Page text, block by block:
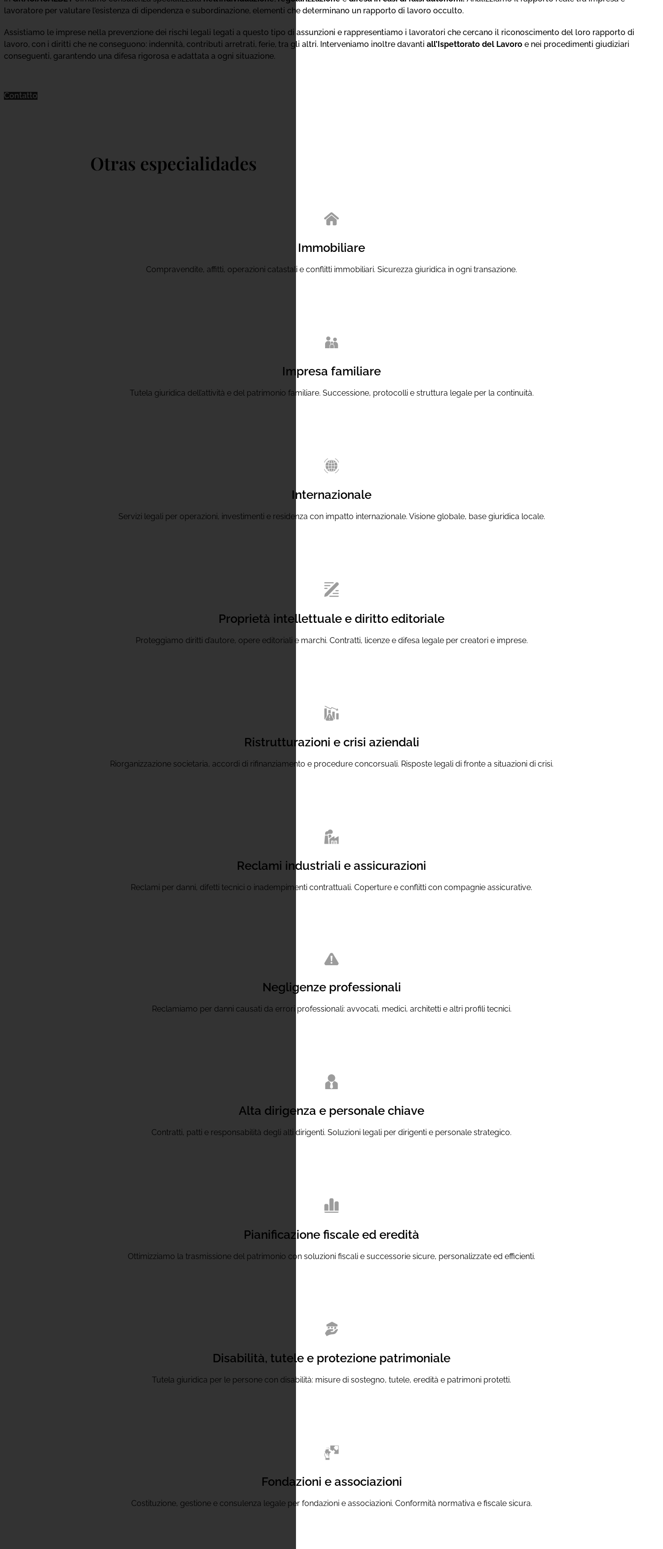
lavoratore per valutare l’esistenza di dipendenza e subordinazione, elementi che determinano un rapporto di lavoro occulto.
Assistiamo le imprese nella prevenzione dei rischi legali legati a questo tipo di assunzioni e rappresentiamo i lavoratori che cercano il riconoscimento del loro rapporto di
lavoro, con i diritti che ne conseguono: indennità, contributi arretrati, ferie, tra gli altri. Interveniamo inoltre davanti all’Ispettorato del Lavoro e nei procedimenti giudiziari
conseguenti, garantendo una difesa rigorosa e adattata a ogni situazione.
Contatto
Otras especialidades
Immobiliare
Compravendite, affitti, operazioni catastali e conflitti immobiliari. Sicurezza giuridica in ogni transazione.
Impresa familiare
Tutela giuridica dell’attività e del patrimonio familiare. Successione, protocolli e struttura legale per la continuità.
Internazionale
Servizi legali per operazioni, investimenti e residenza con impatto internazionale. Visione globale, base giuridica locale.
Proprietà intellettuale e diritto editoriale
Proteggiamo diritti d’autore, opere editoriali e marchi. Contratti, licenze e difesa legale per creatori e imprese.
Ristrutturazioni e crisi aziendali
Riorganizzazione societaria, accordi di rifinanziamento e procedure concorsuali. Risposte legali di fronte a situazioni di crisi.
Reclami industriali e assicurazioni
Reclami per danni, difetti tecnici o inadempimenti contrattuali. Coperture e conflitti con compagnie assicurative.
Negligenze professionali
Reclamiamo per danni causati da errori professionali: avvocati, medici, architetti e altri profili tecnici.
Alta dirigenza e personale chiave
Contratti, patti e responsabilità degli alti dirigenti. Soluzioni legali per dirigenti e personale strategico.
Pianificazione fiscale ed eredità
Ottimizziamo la trasmissione del patrimonio con soluzioni fiscali e successorie sicure, personalizzate ed efficienti.
Disabilità, tutele e protezione patrimoniale
Tutela giuridica per le persone con disabilità: misure di sostegno, tutele, eredità e patrimoni protetti.
Fondazioni e associazioni
Costituzione, gestione e consulenza legale per fondazioni e associazioni. Conformità normativa e fiscale sicura.